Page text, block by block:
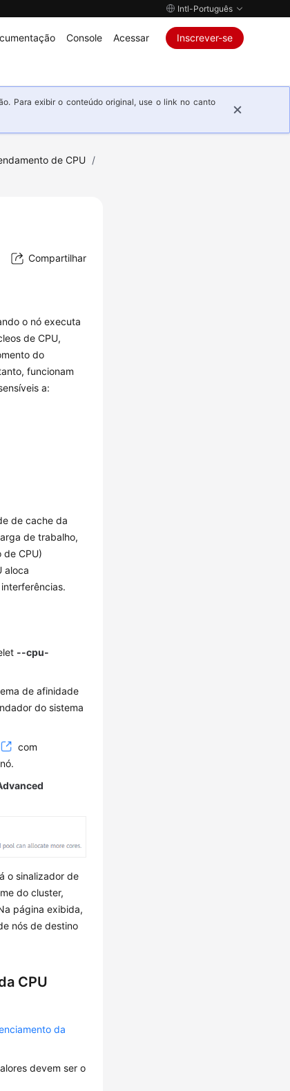
Intl-Português
Console Acessar Inscrever-se
Para exibir o conteúdo original, use o link no canto
de CPU /
Compartilhar
o nó executa
de CPU,
do
funcionam
a:
de cache da
de trabalho,
CPU)
aloca
--cpu-
de afinidade
do sistema
com
o sinalizador de
do cluster,
página exibida,
nós de destino
CPU
da
devem ser o